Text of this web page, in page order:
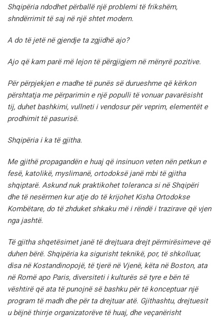
Shqipëria ndodhet përballë një problemi të frikshëm,
shndërrimit të saj në një shtet modern.
A do të jetë në gjendje ta zgjidhë ajo?
Ajo që kam parë më lejon të përgjigjem në mënyrë pozitive.
Për përpjekjen e madhe të punës së durueshme që kërkon
përshtatja me përparimin e një populli të vonuar pavarësisht
tij, duhet bashkimi, vullneti i vendosur për veprim, elementët e
prodhimit të pasurisë.
Shqipëria i ka të gjitha.
Me gjithë propagandën e huaj që insinuon veten nën petkun e
fesë, katolikë, myslimanë, ortodoksë janë mbi të gjitha
shqiptarë. Askund nuk praktikohet toleranca si në Shqipëri
dhe të nesërmen kur atje do të krijohet Kisha Ortodokse
Kombëtare, do të zhduket shkaku më i rëndë i trazirave që vjen
nga jashtë.
Të gjitha shqetësimet janë të drejtuara drejt përmirësimeve që
duhen bërë. Shqipëria ka sigurisht teknikë, por, të shkolluar,
disa në Kostandinopojë, të tjerë në Vjenë, këta në Boston, ata
në Romë apo Paris, diversiteti i kulturës së tyre e bën të
vështirë që ata të punojnë së bashku për të konceptuar një
program të madh dhe për ta drejtuar atë. Gjithashtu, drejtuesit
u bëjnë thirrje organizatorëve të huaj, dhe veçanërisht